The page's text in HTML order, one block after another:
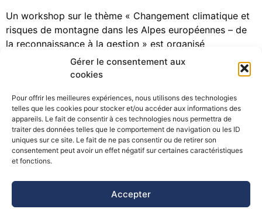
Gérer le consentement aux
cookies
Pour offrir les meilleures expériences, nous utilisons des technologies
telles que les cookies pour stocker et/ou accéder aux informations des
appareils. Le fait de consentir à ces technologies nous permettra de
traiter des données telles que le comportement de navigation ou les ID
uniques sur ce site. Le fait de ne pas consentir ou de retirer son
consentement peut avoir un effet négatif sur certaines caractéristiques
et fonctions.
Accepter
Un workshop sur le thème « Changement climatique et
risques de montagne dans les Alpes européennes – de
la reconnaissance à la gestion » est organisé
conjointement par l’université de Genève, l’université de
Bolsano, l’université de Graz et l’institut fédéral de
23 au 27 août 2021. […]
©Pôle Alpin d’études et de recherche pour la prévention des